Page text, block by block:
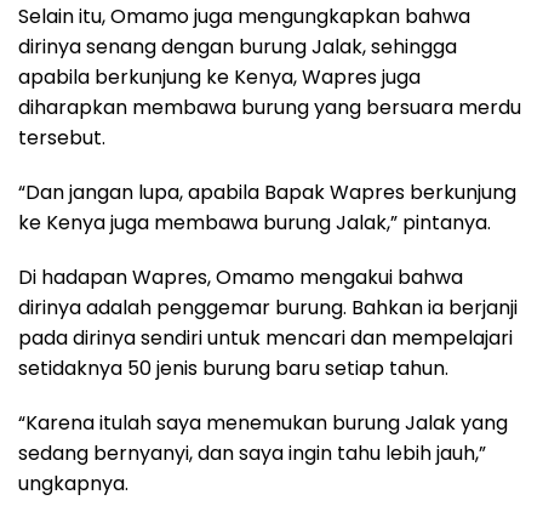
Selain itu, Omamo juga mengungkapkan bahwa
dirinya senang dengan burung Jalak, sehingga
apabila berkunjung ke Kenya, Wapres juga
diharapkan membawa burung yang bersuara merdu
tersebut.
“Dan jangan lupa, apabila Bapak Wapres berkunjung
ke Kenya juga membawa burung Jalak,” pintanya.
Di hadapan Wapres, Omamo mengakui bahwa
dirinya adalah penggemar burung. Bahkan ia berjanji
pada dirinya sendiri untuk mencari dan mempelajari
setidaknya 50 jenis burung baru setiap tahun.
“Karena itulah saya menemukan burung Jalak yang
sedang bernyanyi, dan saya ingin tahu lebih jauh,”
ungkapnya.